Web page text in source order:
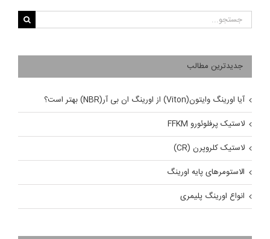
جستجو
برای:
جدیدترین مطالب
آیا اورینگ وایتون(Viton) از اورینگ ان بی آر(NBR) بهتر است؟
لاستیک پرفلوئورو FFKM
لاستیک کلروپرن (CR)
الاستومرهای پایه اورینگ
انواع اورینگ پلیمری